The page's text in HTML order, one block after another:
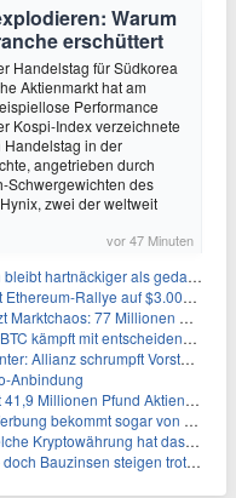
Warum
erschüttert
Handelstag für Südkorea
Aktienmarkt hat am
Performance
Kospi-Index verzeichnete
in der
angetrieben durch
Schwergewichten des
zwei der weltweit
vor 47 Minuten
als gedacht – 2027 wird zum kritischen Test
$3.000 nach entscheidendem On-Chain-Ausbruch
Millionen Pfund Gewinn im ersten Halbjahr
$65K-Hürde, während sich ein Liquidationscluster aufbaut
Vorstand auf 8 Köpfe – das steckt dahinter
Anbindung
Aktienrückkauf – was Anleger wissen müssen
sogar von der Konkurrenz Lob
hat das größte Potenzial im nächsten Bullenmarkt?
trotzdem: Das Nahost-Problem für Immobilienkäufer